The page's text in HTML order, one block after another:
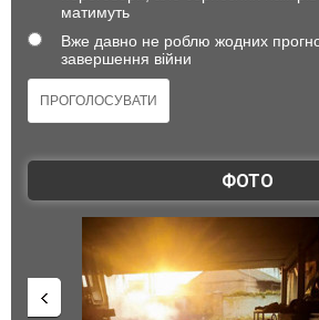
матимуть
Вже давно не роблю жодних
завершення війни
ФОТО